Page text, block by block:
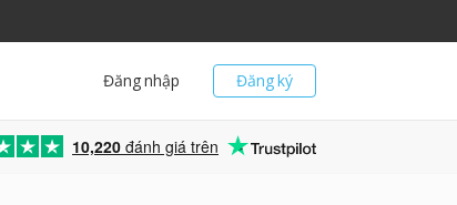
Đăng ký
Đăng nhập
10,220 đánh giá trên